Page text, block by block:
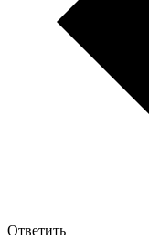
Ответить